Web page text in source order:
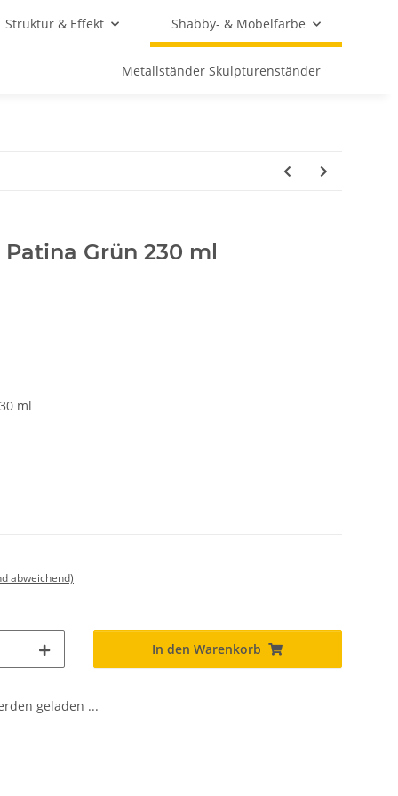
Struktur & Effekt Shabby- & Möbelfarbe
Metallständer Skulpturenständer
Grün 230 ml
ml
abweichend)
In den Warenkorb
geladen ...